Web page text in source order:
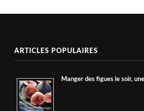
ARTICLES POPULAIRES
Manger des figues le soir,